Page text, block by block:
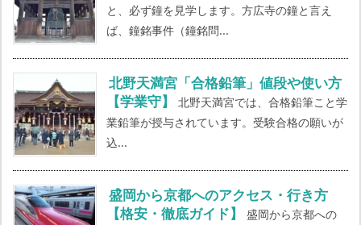
と、必ず鐘を見学します。方広寺の鐘と言え
ば、鐘銘事件（鐘銘問...
北野天満宮「合格鉛筆」値段や使い方
【学業守】
北野天満宮では、合格鉛筆こと学
業鉛筆が授与されています。受験合格の願いが
込...
盛岡から京都へのアクセス・行き方
【格安・徹底ガイド】
盛岡から京都への